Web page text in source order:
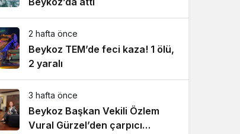
2 hafta önce
Beykoz TEM’de feci kaza! 1 ölü,
2 yaralı
3 hafta önce
Beykoz Başkan Vekili Özlem
Vural Gürzel’den çarpıcı